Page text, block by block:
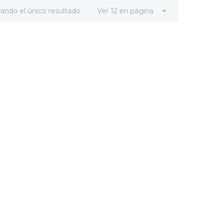
Ver 12 en página
el único resultado